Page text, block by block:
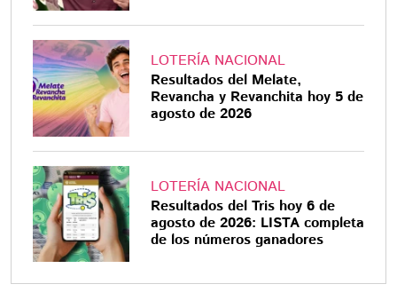
LOTERÍA NACIONAL
Resultados del Melate,
Revancha y Revanchita hoy 5 de
agosto de 2026
LOTERÍA NACIONAL
Resultados del Tris hoy 6 de
agosto de 2026: LISTA completa
de los números ganadores